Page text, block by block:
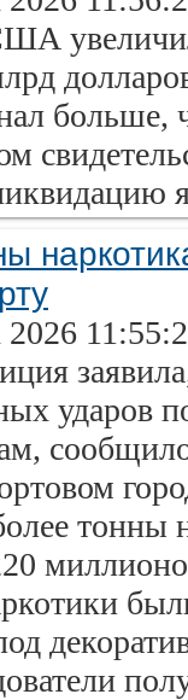
больше,
ударов
тонны